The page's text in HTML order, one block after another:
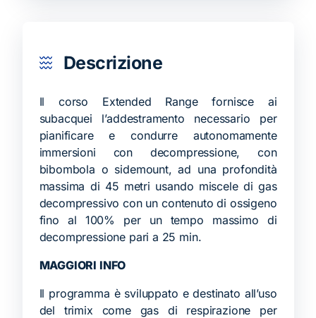
Descrizione
Il corso Extended Range fornisce ai
subacquei l’addestramento necessario per
pianificare e condurre autonomamente
immersioni con decompressione, con
bibombola o sidemount, ad una profondità
massima di 45 metri usando miscele di gas
decompressivo con un contenuto di ossigeno
fino al 100% per un tempo massimo di
decompressione pari a 25 min.
MAGGIORI INFO
Il programma è sviluppato e destinato all’uso
del trimix come gas di respirazione per